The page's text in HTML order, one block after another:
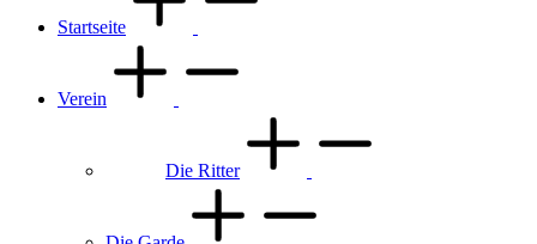
Startseite
Verein
Die Ritter